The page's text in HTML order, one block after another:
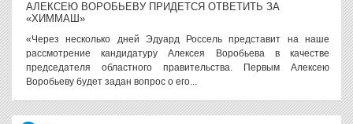
АЛЕКСЕЮ ВОРОБЬЕВУ ПРИДЕТСЯ ОТВЕТИТЬ ЗА
«ХИММАШ»
«Через несколько дней Эдуард Россель представит на наше
рассмотрение кандидатуру Алексея Воробьева в качестве
председателя областного правительства. Первым Алексею
Воробьеву будет задан вопрос о его...